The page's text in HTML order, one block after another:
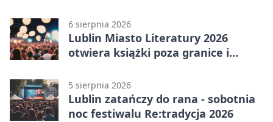
6 sierpnia 2026
Lublin Miasto Literatury 2026
otwiera książki poza granice i
5 sierpnia 2026
Lublin zatańczy do rana - sobotnia
noc festiwalu Re:tradycja 2026